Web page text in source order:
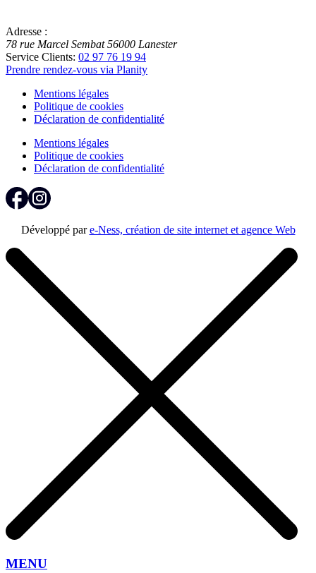
Adresse :
78 rue Marcel Sembat 56000 Lanester
Service Clients: 02 97 76 19 94
Prendre rendez-vous via Planity
Mentions légales
Politique de cookies
Déclaration de confidentialité
Mentions légales
Politique de cookies
Déclaration de confidentialité
Développé pare-Ness, création de site internet et agence Web
MENU